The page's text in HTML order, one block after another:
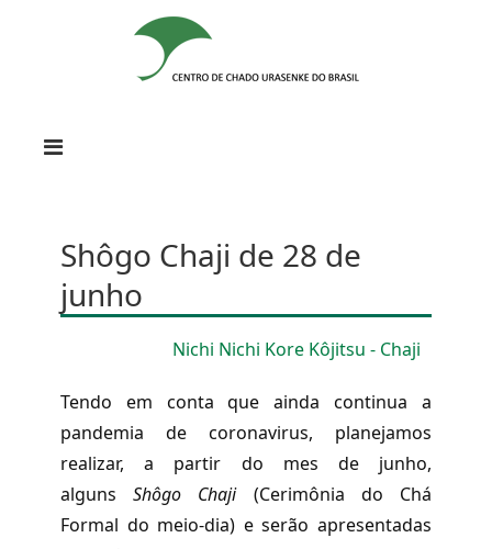
Shôgo Chaji de 28 de
junho
Nichi Nichi Kore Kôjitsu - Chaji
Tendo em conta que ainda continua a
pandemia de coronavirus, planejamos
realizar, a partir do mes de junho,
algunsShôgo Chaji(Cerimônia do Chá
Formal do meio-dia) e serão apresentadas